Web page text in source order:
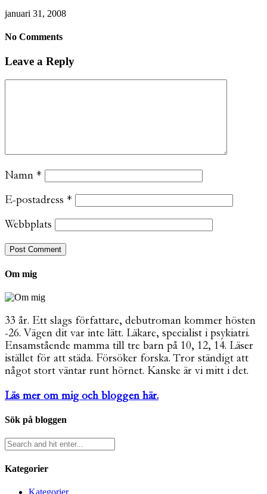
januari 31, 2008
No Comments
Leave a Reply
Namn *
E-postadress *
Webbplats
Om mig
33 år. Ett slags författare, debutroman kommer hösten
-26. Vägen dit var inte lätt. Läkare, specialist i psykiatri.
Ensamstående mamma till tre barn på 10, 12, 14. Läser
istället för att städa. Försöker forska. Tror ständigt att
något stort väntar runt hörnet. Kanske är vi mitt i det.
Läs mer om mig och bloggen här.
Sök på bloggen
Kategorier
Kategorier